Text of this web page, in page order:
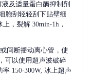
及适量蛋白酶抑制剂
胞刮轻轻刮下贴壁细
，裂解 30min-1h，
间断摇动离心管，使
可以使用超声波破碎
150-300W, 冰上超声